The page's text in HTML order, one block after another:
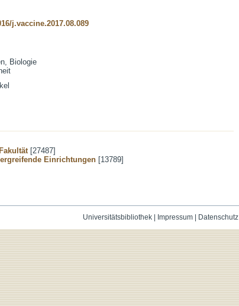
j.vaccine.2017.08.089
Biologie
[27487]
Einrichtungen [13789]
Universitätsbibliothek| Impressum| Datenschutz